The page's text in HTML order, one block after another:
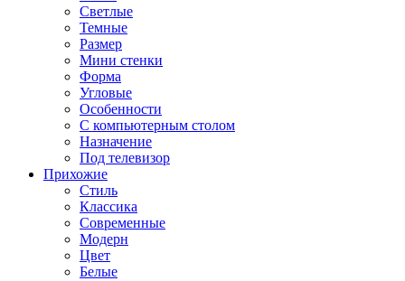
Светлые
Темные
Размер
Мини стенки
Форма
Угловые
Особенности
С компьютерным столом
Назначение
Под телевизор
Прихожие
Стиль
Классика
Современные
Модерн
Цвет
Белые